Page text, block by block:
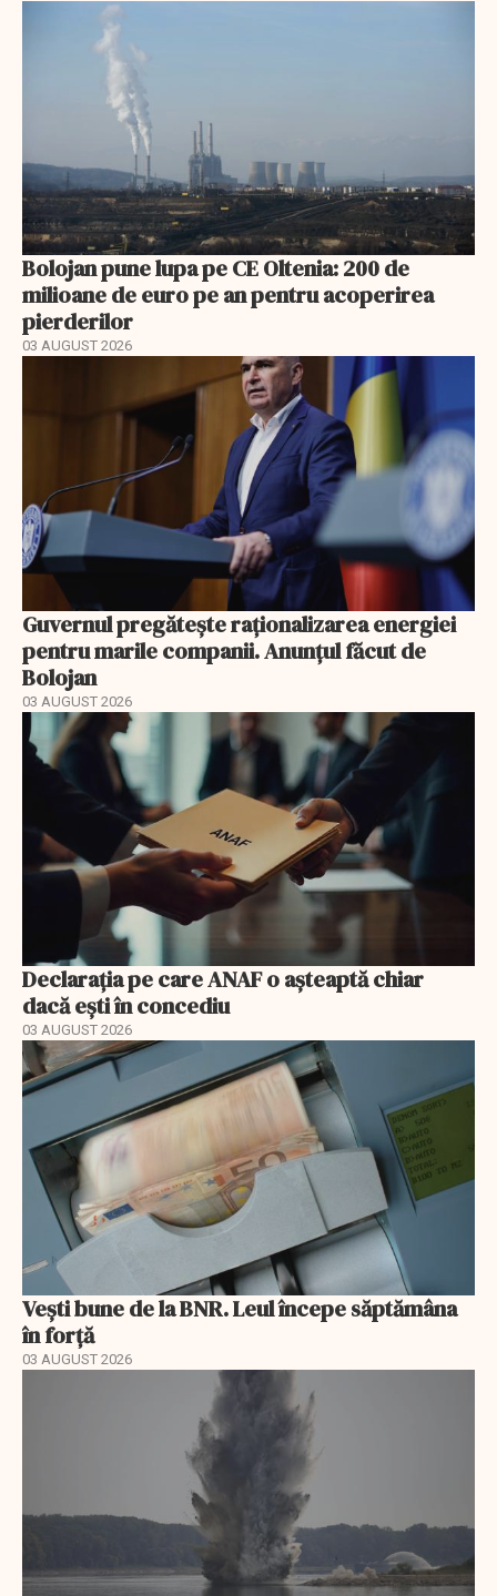
Bolojan pune lupa pe CE Oltenia: 200 de
milioane de euro pe an pentru acoperirea
pierderilor
03 AUGUST 2026
Guvernul pregătește raționalizarea energiei
pentru marile companii. Anunțul făcut de
Bolojan
03 AUGUST 2026
Declarația pe care ANAF o așteaptă chiar
dacă ești în concediu
03 AUGUST 2026
Vești bune de la BNR. Leul începe săptămâna
în forță
03 AUGUST 2026